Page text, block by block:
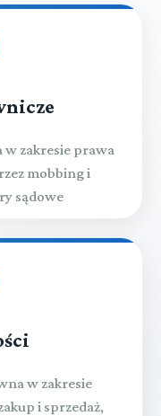
w zakresie prawa
mobbing i
sądowe
w zakresie
i sprzedaż,